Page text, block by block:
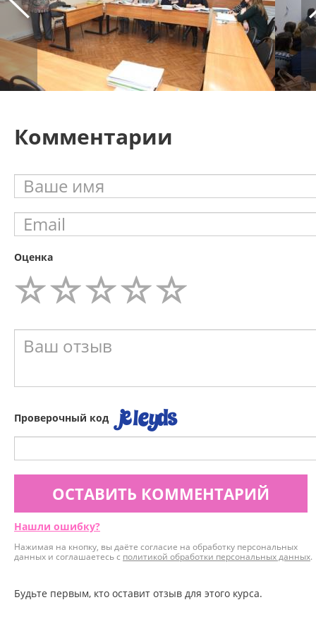
Комментарии
Оценка
Проверочный код
ОСТАВИТЬ КОММЕНТАРИЙ
Нашли ошибку?
Нажимая на кнопку, вы даёте согласие на обработку персональных
данных и соглашаетесь с политикой обработки персональных данных.
Будьте первым, кто оставит отзыв для этого курса.